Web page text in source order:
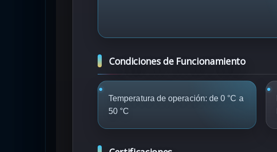
Condiciones de Funcionamiento
Temperatura de operación: de 0 °C a
50 °C